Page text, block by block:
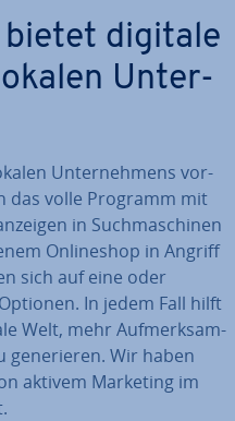
bietet digitale
Un­ter­
Un­ter­neh­mens vor­
das volle Programm mit
in Such­ma­schi­nen
On­line­shop in Angriff
sich auf eine oder
In jedem Fall hilft
Welt, mehr Auf­merk­sam­
ge­ne­rie­ren. Wir haben
aktivem Marketing im